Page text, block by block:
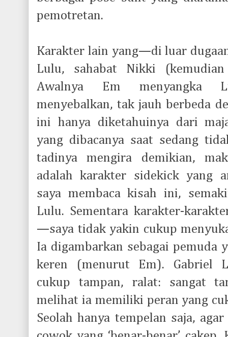
pemotretan.
Karakter lain yang—di luar
Lulu, sahabat Nikki
Awalnya Em menyangka
menyebalkan, tak jauh berbeda
ini hanya diketahuinya dari
yang dibacanya saat sedang
tadinya mengira demikian,
adalah karakter sidekick yang
saya membaca kisah ini,
Lulu. Sementara karakter-
—saya tidak yakin cukup
Ia digambarkan sebagai pemuda
keren (menurut Em). Gabriel
cukup tampan, ralat: sangat
melihat ia memiliki peran yang
Seolah hanya tempelan saja,